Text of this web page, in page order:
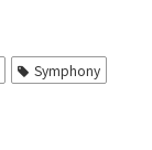
Symphony